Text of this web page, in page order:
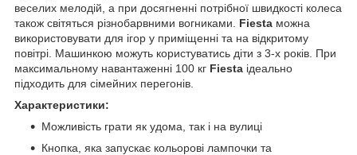
веселих мелодій, а при досягненні потрібної швидкості колеса
також світяться різнобарвними вогниками. Fiesta можна
використовувати для ігор у приміщенні та на відкритому
повітрі. Машинкою можуть користуватись діти з 3-х років. При
максимальному навантаженні 100 кг Fiesta ідеально
підходить для сімейних перегонів.
Характеристики:
Можливість грати як удома, так і на вулиці
Кнопка, яка запускає кольорові лампочки та